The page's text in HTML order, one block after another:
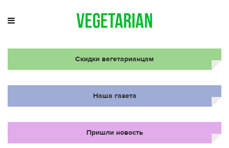
Скидки вегетарианцам
Наша газета
Пришли новость